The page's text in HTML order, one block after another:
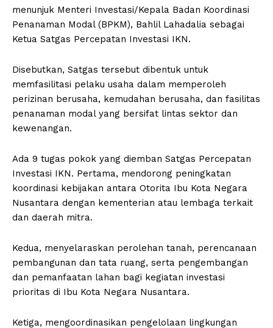
menunjuk Menteri Investasi/Kepala Badan Koordinasi
Penanaman Modal (BPKM), Bahlil Lahadalia sebagai
Ketua Satgas Percepatan Investasi IKN.
Disebutkan, Satgas tersebut dibentuk untuk
memfasilitasi pelaku usaha dalam memperoleh
perizinan berusaha, kemudahan berusaha, dan fasilitas
penanaman modal yang bersifat lintas sektor dan
kewenangan.
Ada 9 tugas pokok yang diemban Satgas Percepatan
Investasi IKN. Pertama, mendorong peningkatan
koordinasi kebijakan antara Otorita Ibu Kota Negara
Nusantara dengan kementerian atau lembaga terkait
dan daerah mitra.
Kedua, menyelaraskan perolehan tanah, perencanaan
pembangunan dan tata ruang, serta pengembangan
dan pemanfaatan lahan bagi kegiatan investasi
prioritas di Ibu Kota Negara Nusantara.
Ketiga, mengoordinasikan pengelolaan lingkungan